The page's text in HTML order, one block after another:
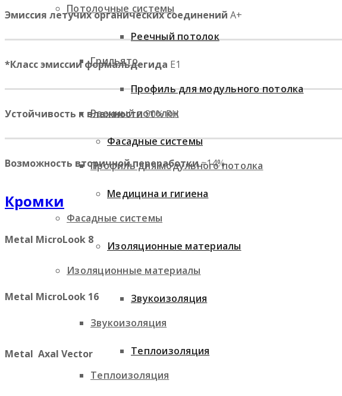
Потолочные системы
Грильято
Реечный потолок
Профиль для модульного потолка
Фасадные системы
Изоляционные материалы
Звукоизоляция
Теплоизоляция
Реечный потолок
Профиль для модульного потолка
Фасадные системы
Медицина и гигиена
Изоляционные материалы
Звукоизоляция
Теплоизоляция
Эмиссия летучих органических соединений A+
*Класс эмиссии формальдегида ⁣ E1
Устойчивость к влажности90% RH
Возможность вторичной переработки≈14%
Кромки
Metal MicroLook 8
Metal MicroLook 16
Metal Axal Vector